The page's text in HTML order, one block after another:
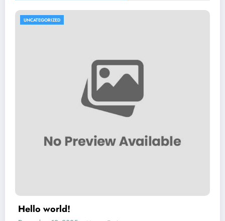
UNCATEGORIZED
Hello world!